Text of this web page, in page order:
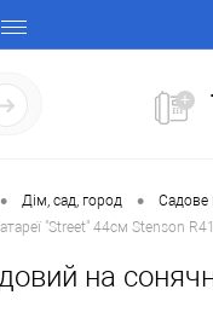
• Дім, сад, город • Садове
"Street" 44см Stenson
на